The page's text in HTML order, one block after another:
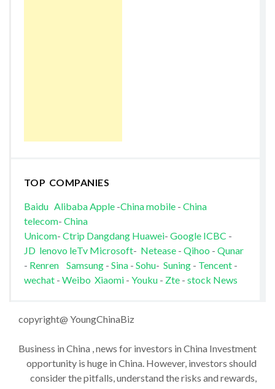
TOP COMPANIES
Baidu AlibabaApple-China mobile- China
telecom- China
Unicom- Ctrip Dangdang Huawei- Google ICBC -
JD lenovo leTv Microsoft- Netease- Qihoo - Qunar
- Renren Samsung- Sina- Sohu- Suning- Tencent-
wechat - Weibo Xiaomi- Youku - Zte- stock News
copyright@ YoungChinaBiz
Business in China , news for investors in China Investment
opportunity is huge in China. However, investors should
consider the pitfalls, understand the risks and rewards,